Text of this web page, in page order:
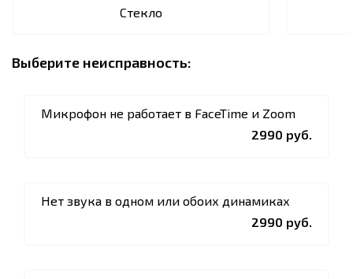
Стекло
Выберите неисправность:
Микрофон не работает в FaceTime и Zoom
2990 руб.
Нет звука в одном или обоих динамиках
2990 руб.